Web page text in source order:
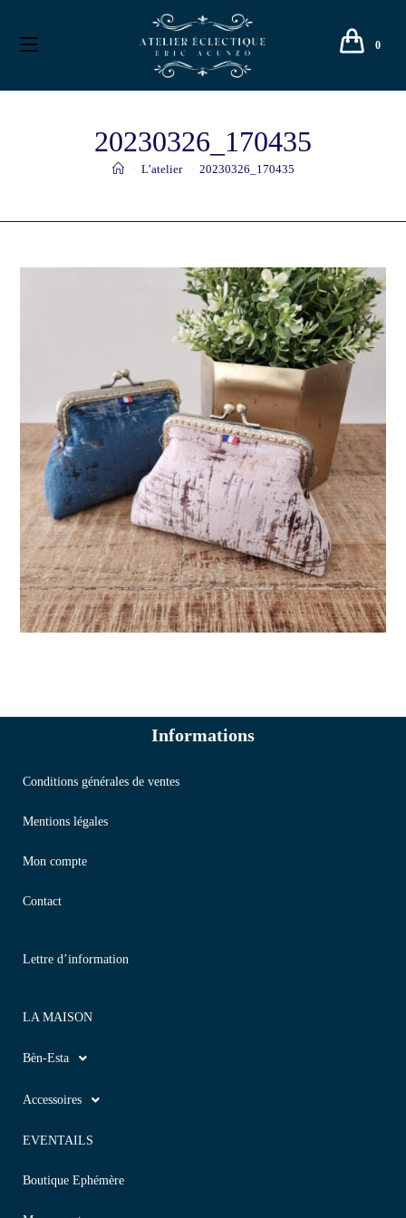
0
20230326_170435
L’atelier 20230326_170435
Informations
Conditions générales de ventes
Mentions légales
Mon compte
Contact
Lettre d’information
LA MAISON
Bèn-Esta
Accessoires
EVENTAILS
Boutique Ephémère